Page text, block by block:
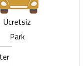
Ücretsiz
Park